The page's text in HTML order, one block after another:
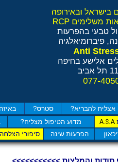
להבריא? סטרס?
A.S.A
מדוע הטיפול מצליח?
הפרעות שינה
סיפורי הצלחה
טבעי בהפרעות
פיברומיאלגיה
אלישע בחיפה